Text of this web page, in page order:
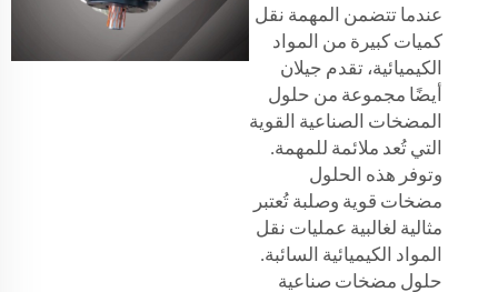
عندما تتضمن المهمة نقل
كميات كبيرة من المواد
الكيميائية، تقدم جيلان
أيضًا مجموعة من حلول
المضخات الصناعية القوية
التي تُعد ملائمة للمهمة.
وتوفر هذه الحلول
مضخات قوية وصلبة تُعتبر
مثالية لغالبية عمليات نقل
المواد الكيميائية السائبة.
حلول مضخات صناعية